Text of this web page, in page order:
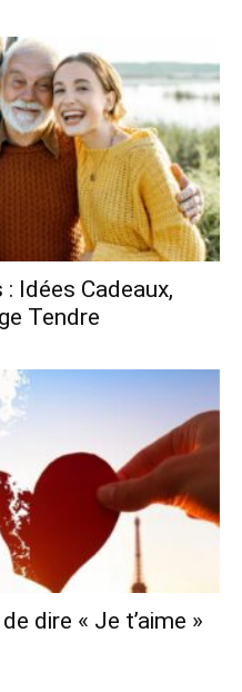
Idées Cadeaux,
Tendre
dire « Je t’aime »